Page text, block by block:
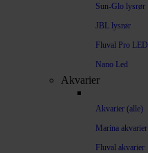
Sun-Glo lysrør
JBL lysrør
Fluval Pro LED
Nano Led
Akvarier
Akvarier (alle)
Marina akvarier
Fluval akvarier